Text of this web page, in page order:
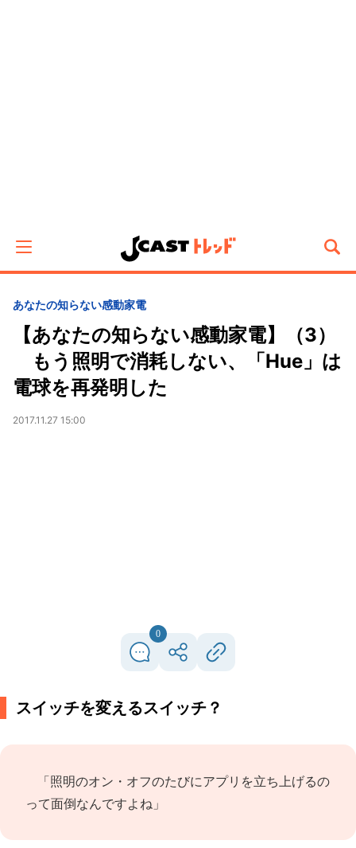
あなたの知らない感動家電
【あなたの知らない感動家電】（3）
もう照明で消耗しない、「Hue」は
電球を再発明した
2017.11.27 15:00
0
スイッチを変えるスイッチ？
「照明のオン・オフのたびにアプリを立ち上げるの
って面倒なんですよね」